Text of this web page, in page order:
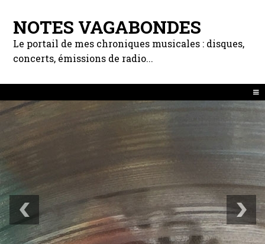
NOTES VAGABONDES
Le portail de mes chroniques musicales : disques,
concerts, émissions de radio...